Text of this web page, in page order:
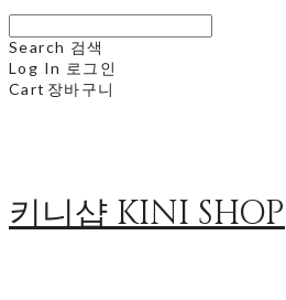
Search 검색
Log In 로그인
Cart 장바구니
키니샵 KINI SHOP